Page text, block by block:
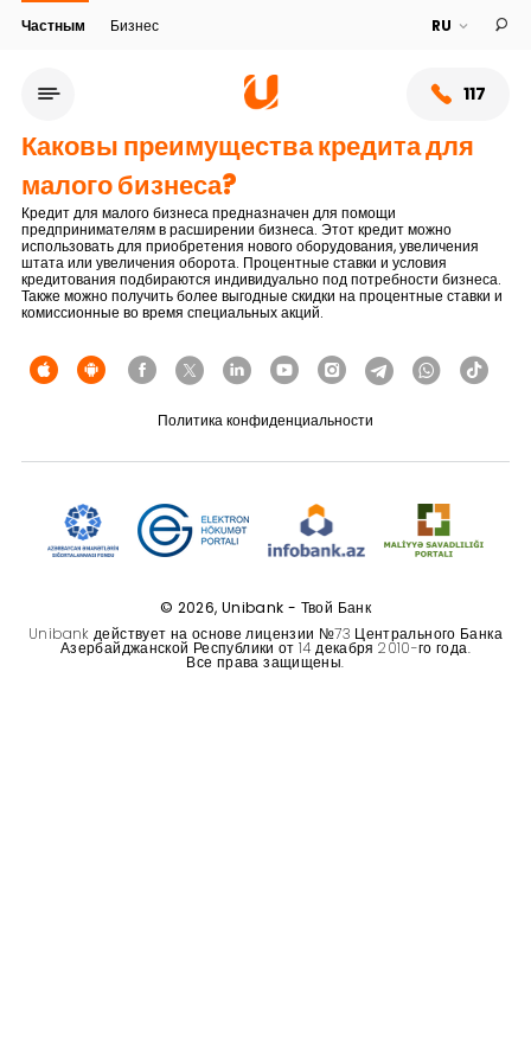
Частным Бизнес
117
Сеть обслуживания
Устойчивость
Кешбэк
Тарифы
Каковы преимущества кредита для
малого бизнеса?
Кредит для малого бизнеса предназначен для помощи
предпринимателям в расширении бизнеса. Этот кредит можно
использовать для приобретения нового оборудования, увеличения
штата или увеличения оборота. Процентные ставки и условия
кредитования подбираются индивидуально под потребности бизнеса.
Также можно получить более выгодные скидки на процентные ставки и
комиссионные во время специальных акций.
Политика конфиденциальности
© 2026, Unibank - Твой Банк
Unibank действует на основе лицензии №73 Центрального Банка
Азербайджанской Республики от 14 декабря 2010-го года.
Все права защищены.